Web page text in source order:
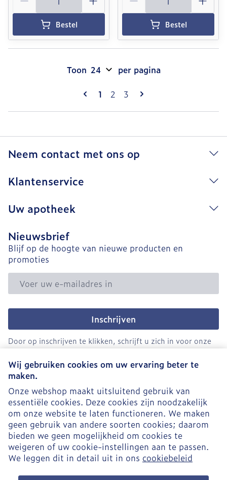
Wij gebruiken cookies om uw ervaring beter te
maken.
Onze webshop maakt uitsluitend gebruik van
essentiële cookies. Deze cookies zijn noodzakelijk
om onze website te laten functioneren. We maken
geen gebruik van andere soorten cookies; daarom
bieden we geen mogelijkheid om cookies te
weigeren of uw cookie-instellingen aan te passen.
We leggen dit in detail uit in ons cookiebeleid
Bestel Bestel
Pagina's
U lees momenteel pagina
1 Pagina
2 Pagina
3
Toon per pagina
Neem contact met ons op
Klantenservice
Uw apotheek
Nieuwsbrief
Blijf op de hoogte van nieuwe producten en
promoties
E-mail adres
Inschrijven
Door op inschrijven te klikken, schrijft u zich in voor onze
nieuwsbrief en gaat u akkoord met onzeprivacy policy.
Juridische links